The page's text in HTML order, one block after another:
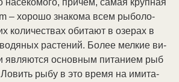
– хо­ро­шо зна­ко­ма всем ры­бо­ло­
ко­ли­че­ст­вах оби­та­ют в озе­рах в
рас­те­ний. Бо­лее мел­кие ви­
яв­ля­ют­ся ос­нов­ным пи­та­ни­ем рыб
ры­бу в это вре­мя на ими­та­